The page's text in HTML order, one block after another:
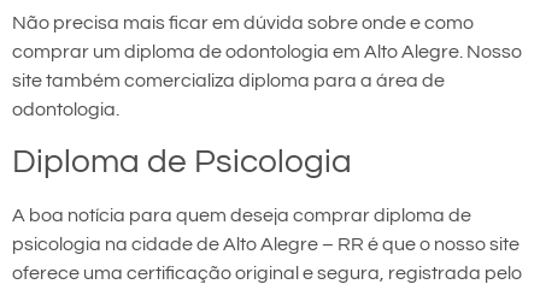
Não precisa mais ficar em dúvida sobre onde e como
comprar um diploma de odontologia em Alto Alegre. Nosso
site também comercializa diploma para a área de
odontologia.
Diploma de Psicologia
A boa notícia para quem deseja comprar diploma de
psicologia na cidade de Alto Alegre – RR é que o nosso site
oferece uma certificação original e segura, registrada pelo